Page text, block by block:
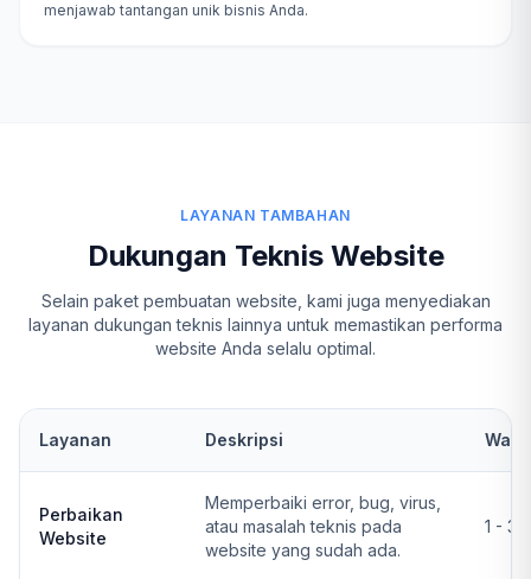
menjawab tantangan unik bisnis Anda.
LAYANAN TAMBAHAN
Dukungan Teknis Website
Selain paket pembuatan website, kami juga menyediakan
layanan dukungan teknis lainnya untuk memastikan performa
website Anda selalu optimal.
Layanan Deskripsi
Perbaikan
Website
Memperbaiki error, bug, virus,
atau masalah teknis pada
website yang sudah ada.
1 - 3